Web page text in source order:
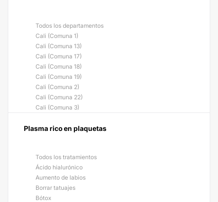
Todos los departamentos
Cali (Comuna 1)
Cali (Comuna 13)
Cali (Comuna 17)
Cali (Comuna 18)
Cali (Comuna 19)
Cali (Comuna 2)
Cali (Comuna 22)
Cali (Comuna 3)
Plasma rico en plaquetas
Todos los tratamientos
Ácido hialurónico
Aumento de labios
Borrar tatuajes
Bótox